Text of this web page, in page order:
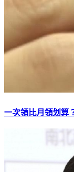
一次領比月領划算